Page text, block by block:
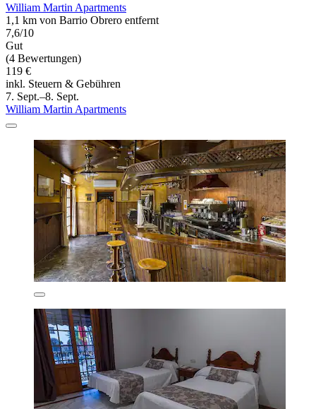
William Martin Apartments
1,1 km von Barrio Obrero entfernt
7,6/10
Gut
(4 Bewertungen)
119 €
inkl. Steuern & Gebühren
7. Sept.–8. Sept.
William Martin Apartments